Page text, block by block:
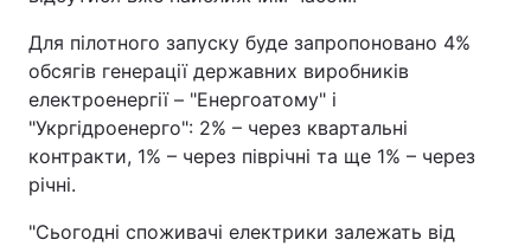
Для пілотного запуску буде запропоновано 4%
обсягів генерації державних виробників
електроенергії – "Енергоатому" і
"Укргідроенерго": 2% – через квартальні
контракти, 1% – через піврічні та ще 1% – через
річні.
"Сьогодні споживачі електрики залежать від